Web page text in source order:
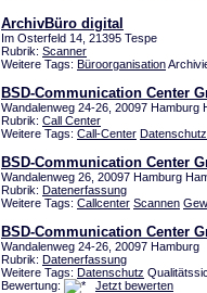
ArchivBüro digital
Im Osterfeld 14, 21395 Tespe
Rubrik: Scanner
Weitere Tags: Büroorganisation
BSD-Communication Center
Wandalenweg 24-26, 20097 Hamburg
Rubrik: Call Center
Weitere Tags: Call-Center Datenschutz
BSD-Communication Center
Wandalenweg 26, 20097 Hamburg
Rubrik: Datenerfassung
Weitere Tags: Callcenter Scannen
BSD-Communication Center
Wandalenweg 24-26, 20097 Hamburg
Rubrik: Datenerfassung
Weitere Tags: Datenschutz
Bewertung:
Jetzt bewerten